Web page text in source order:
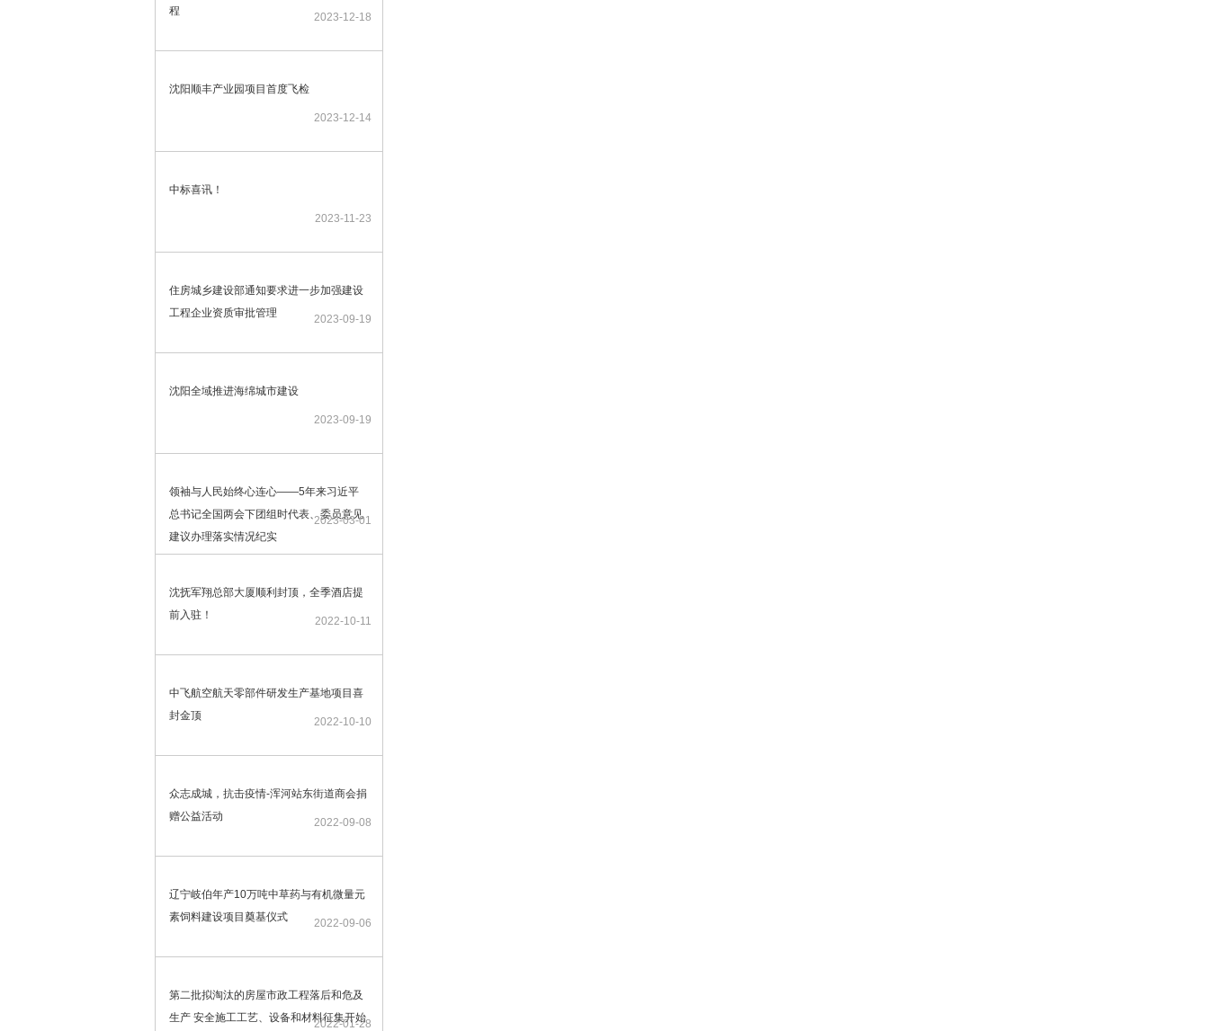
程 2023-12-18
沈阳顺丰产业园项目首度飞检
2023-12-14
中标喜讯！
2023-11-23
住房城乡建设部通知要求进一步加强建设
工程企业资质审批管理
2023-09-19
沈阳全域推进海绵城市建设
2023-09-19
领袖与人民始终心连心——5年来习近平
总书记全国两会下团组时代表、委员意见
建议办理落实情况纪实
2023-03-01
沈抚军翔总部大厦顺利封顶，全季酒店提
前入驻！
2022-10-11
中飞航空航天零部件研发生产基地项目喜
封金顶
2022-10-10
众志成城，抗击疫情-浑河站东街道商会捐
赠公益活动
2022-09-08
辽宁岐伯年产10万吨中草药与有机微量元
素饲料建设项目奠基仪式
2022-09-06
第二批拟淘汰的房屋市政工程落后和危及
生产 安全施工工艺、设备和材料征集开始
2022-01-28